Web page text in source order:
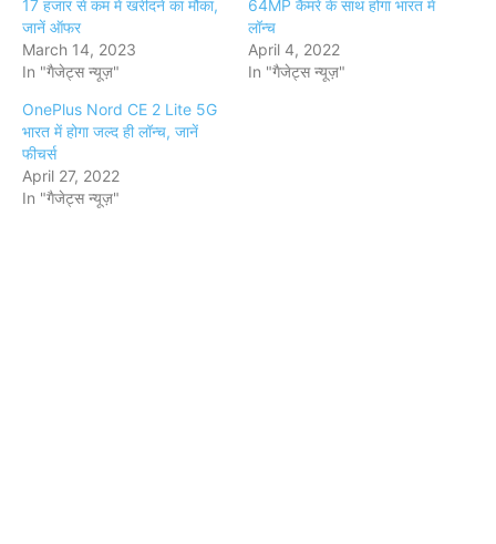
17 हजार से कम में खरीदने का मौका,
जानें ऑफर
March 14, 2023
In "गैजेट्स न्यूज़"
64MP कैमरे के साथ होगा भारत में
लॉन्च
April 4, 2022
In "गैजेट्स न्यूज़"
OnePlus Nord CE 2 Lite 5G
भारत में होगा जल्द ही लॉन्च, जानें
फीचर्स
April 27, 2022
In "गैजेट्स न्यूज़"